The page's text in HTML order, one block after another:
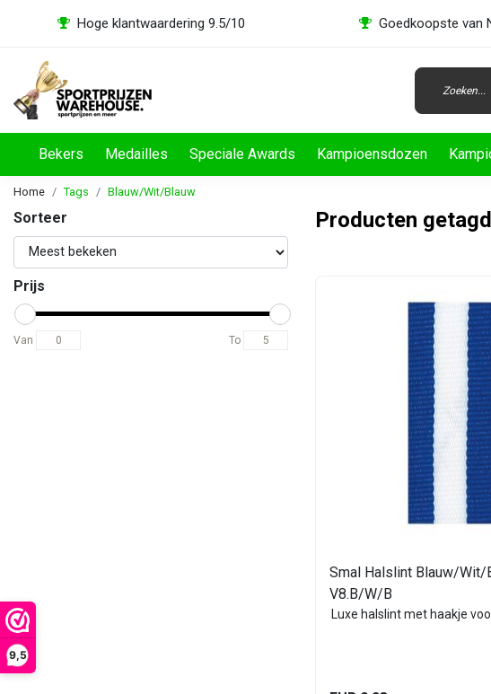
9,5
Hoge klantwaardering 9.5/10 Goedkoopste van
Bekers Medailles Speciale Awards Kampioensdozen
Home Tags Blauw/Wit/Blauw
Sorteer
Prijs
Van To
Producten
Smal Halslint Blauw/Wit/
V8.B/W/B
Luxe halslint met haakje